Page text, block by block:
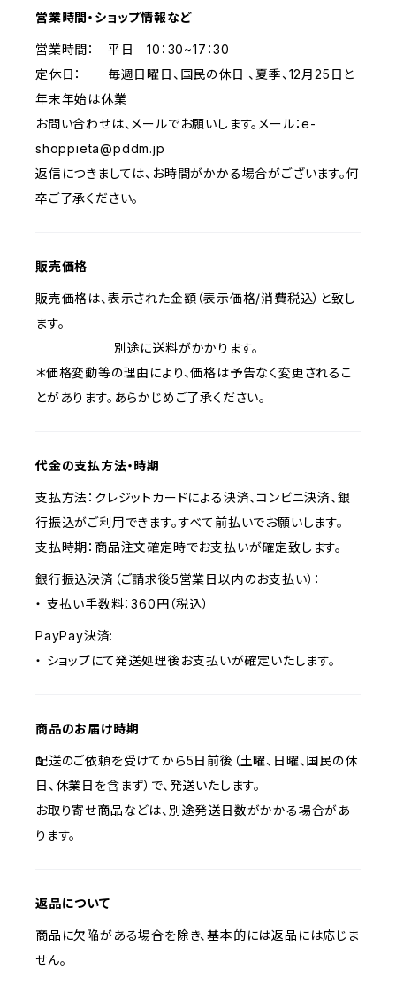
営業時間・ショップ情報など
営業時間： 平日 10：30~17：30
定休日： 毎週日曜日、国民の休日 、夏季、12月25日と
年末年始は休業
お問い合わせは、メールでお願いします。メール：e-
shoppieta@pddm.jp
返信につきましては、お時間がかかる場合がございます。何
卒ご了承ください。
販売価格
販売価格は、表示された金額（表示価格/消費税込）と致し
ます。
別途に送料がかかります。
＊価格変動等の理由により、価格は予告なく変更されるこ
とがあります。あらかじめご了承ください。
代金の支払方法・時期
支払方法：クレジットカードによる決済、コンビニ決済、銀
行振込がご利用できます。すべて前払いでお願いします。
支払時期：商品注文確定時でお支払いが確定致します。
銀行振込決済（ご請求後5営業日以内のお支払い）：
・ 支払い手数料：360円（税込）
PayPay決済:
・ ショップにて発送処理後お支払いが確定いたします。
商品のお届け時期
配送のご依頼を受けてから5日前後（土曜、日曜、国民の休
日、休業日を含まず）で、発送いたします。
お取り寄せ商品などは、別途発送日数がかかる場合があ
ります。
返品について
商品に欠陥がある場合を除き、基本的には返品には応じま
せん。